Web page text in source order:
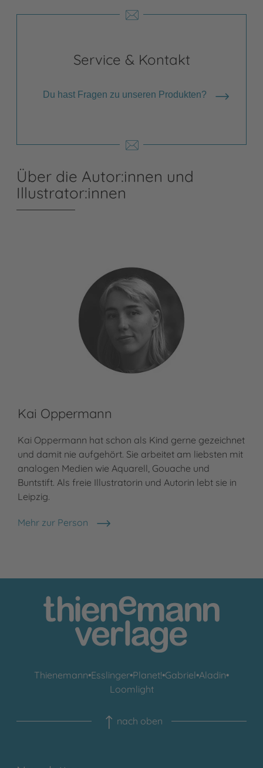
Service & Kontakt
Du hast Fragen zu unseren Produkten?
Über die Autor:innen und
Illustrator:innen
Kai Oppermann
Kai Oppermann hat schon als Kind gerne gezeichnet
und damit nie aufgehört. Sie arbeitet am liebsten mit
analogen Medien wie Aquarell, Gouache und
Buntstift. Als freie Illustratorin und Autorin lebt sie in
Leipzig.
Mehr zur Person
Kai Oppermann
Thienemann•Esslinger•Planet!•Gabriel•Aladin•
Loomlight
nach oben